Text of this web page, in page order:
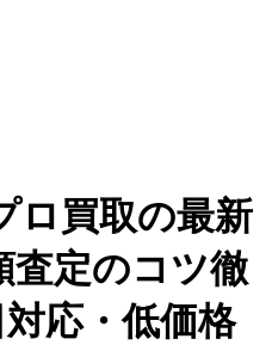
ロ買取の最新
査定のコツ徹
応・低価格